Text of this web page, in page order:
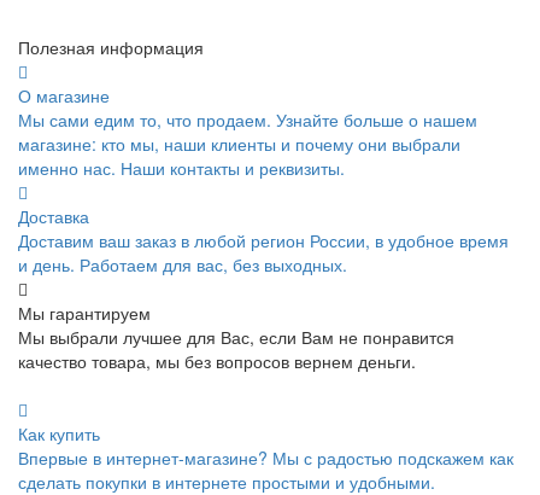
Полезная информация
О магазине
Мы сами едим то, что продаем. Узнайте больше о нашем
магазине: кто мы, наши клиенты и почему они выбрали
именно нас. Наши контакты и реквизиты.
Доставка
Доставим ваш заказ в любой регион России, в удобное время
и день. Работаем для вас, без выходных.
Мы гарантируем
Мы выбрали лучшее для Вас, если Вам не понравится
качество товара, мы без вопросов вернем деньги.
Как купить
Впервые в интернет-магазине? Мы с радостью подскажем как
сделать покупки в интернете простыми и удобными.